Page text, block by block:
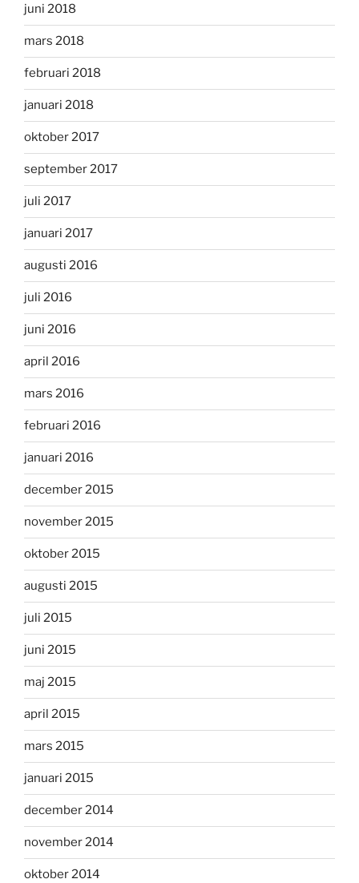
juni 2018
mars 2018
februari 2018
januari 2018
oktober 2017
september 2017
juli 2017
januari 2017
augusti 2016
juli 2016
juni 2016
april 2016
mars 2016
februari 2016
januari 2016
december 2015
november 2015
oktober 2015
augusti 2015
juli 2015
juni 2015
maj 2015
april 2015
mars 2015
januari 2015
december 2014
november 2014
oktober 2014